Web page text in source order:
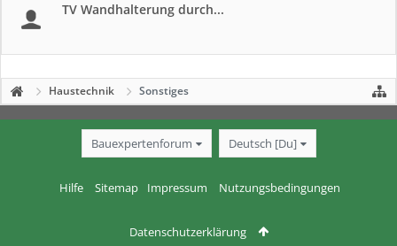
TV Wandhalterung durch...
Haustechnik Sonstiges
Bauexpertenforum Deutsch [Du]
Hilfe Sitemap Impressum Nutzungsbedingungen
Datenschutzerklärung